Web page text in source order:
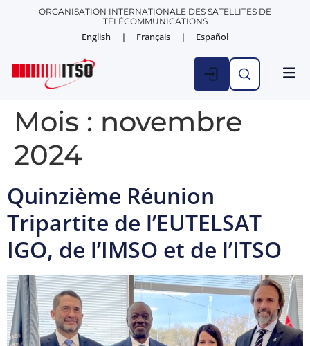
ORGANISATION INTERNATIONALE DES SATELLITES DE
TÉLÉCOMMUNICATIONS
English Français Español
Mois : novembre
2024
Quinzième Réunion
Tripartite de l’EUTELSAT
IGO, de l’IMSO et de l’ITSO